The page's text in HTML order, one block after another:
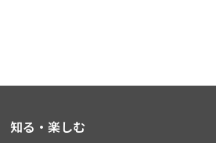
知る・楽しむ